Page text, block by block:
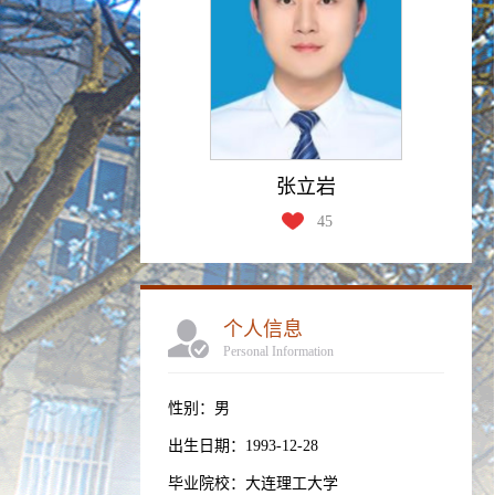
张立岩
45
个人信息
Personal Information
性别：男
出生日期：1993-12-28
毕业院校：大连理工大学